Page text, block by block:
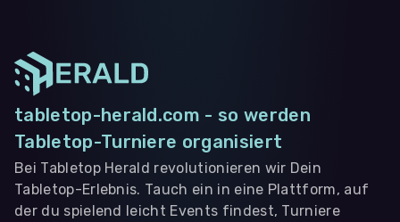
tabletop-herald.com - so werden
Tabletop-Turniere organisiert
Bei Tabletop Herald revolutionieren wir Dein
Tabletop-Erlebnis. Tauch ein in eine Plattform, auf
der du spielend leicht Events findest, Turniere